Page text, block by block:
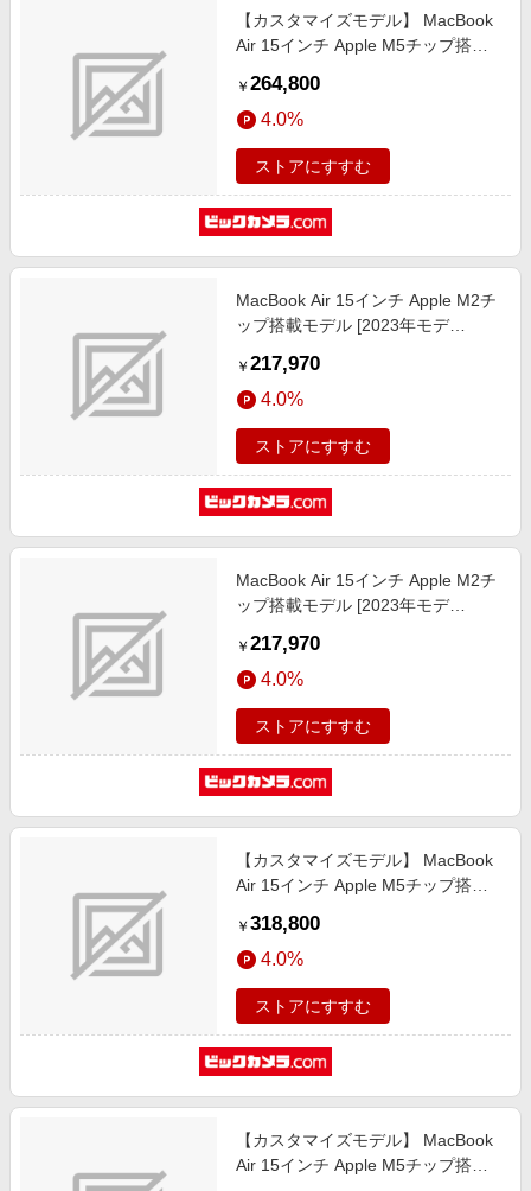
【カスタマイズモデル】 MacBook
Air 15インチ Apple M5チップ搭載
デル/SSD 512GB/メモリ16GB/10コ
アCPUと10コアGPU] シルバー
CTOMDV94JA-Z1LQ0005W
￥ 264,800
4.0%
ストアにすすむ
MacBook Air 15インチ Apple M2チ
ップ搭載モデル [2023年モデ
CPUと10コアGPU] スターライト
MQTL3J/A
￥ 217,970
4.0%
ストアにすすむ
MacBook Air 15インチ Apple M2チ
ップ搭載モデル [2023年モデ
CPUと10コアGPU] スペースグレイ
MQTK3J/A
￥ 217,970
4.0%
ストアにすすむ
【カスタマイズモデル】 MacBook
Air 15インチ Apple M5チップ搭載
デル/SSD 1TB/メモリ16GB/10コア
CPUと10コアGPU] スカイブルー
CTOMDVT4JA-Z1M100050
￥ 318,800
4.0%
ストアにすすむ
【カスタマイズモデル】 MacBook
Air 15インチ Apple M5チップ搭載